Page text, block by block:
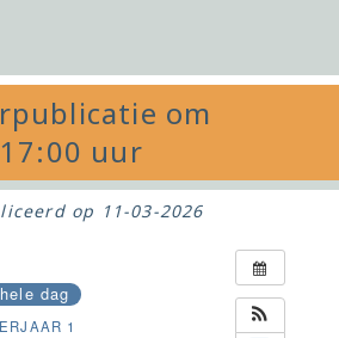
om
17:00 uur
op 11-03-2026
hele dag
1